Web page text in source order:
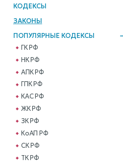
КОДЕКСЫ
ЗАКОНЫ
ПОПУЛЯРНЫЕ КОДЕКСЫ
ГК РФ
НК РФ
АПК РФ
ГПК РФ
КАС РФ
ЖК РФ
ЗК РФ
КоАП РФ
СК РФ
ТК РФ